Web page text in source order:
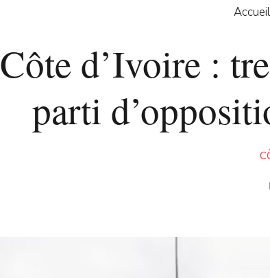
Accueil
Côte d’Ivoire :
parti